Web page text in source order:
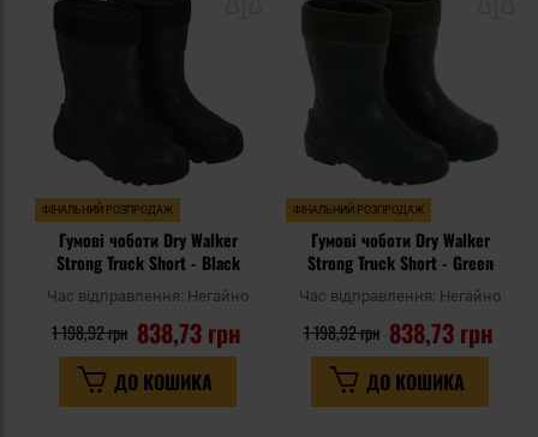
списку
уподобань
ФІНАЛЬНИЙ РОЗПРОДАЖ
Гумові чоботи Dry Walker
Strong Truck Short - Black
Час відправлення: Негайно
838,73 грн
1 198,92 грн
ДО КОШИКА
ФІНАЛЬНИЙ РОЗПРОДАЖ
Гумові чоботи Dry Walker
Strong Truck Short - Green
Час відправлення: Негайно
838,73 грн
1 198,92 грн
ДО КОШИКА